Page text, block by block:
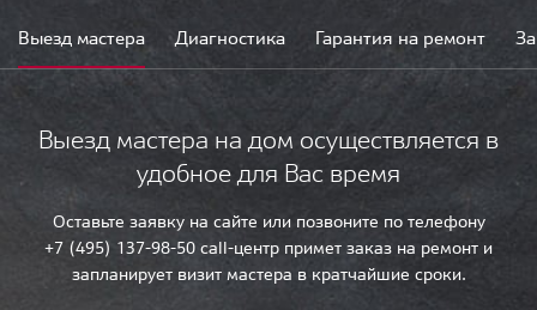
Выезд мастера Диагностика Гарантия на ремонт
Выезд мастера на дом осуществляется в
удобное для Вас время
Оставьте заявку на сайте или позвоните по телефону
+7 (495) 137-98-50 call-центр примет заказ на ремонт и
запланирует визит мастера в кратчайшие сроки.